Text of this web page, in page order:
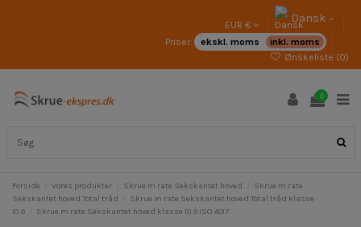
EUR € Dansk
Priser: ekskl. moms
inkl. moms
Ønskeliste (0)
0
Forside Vores produkter Skrue m rate Sekskantet hoved
Skrue m rate
Sekskantet hoved Total tråd
Skrue m rate Sekskantet hoved Total tråd klasse
10.9
Skrue m rate Sekskantet hoved klasse 10.9 ISO 4017